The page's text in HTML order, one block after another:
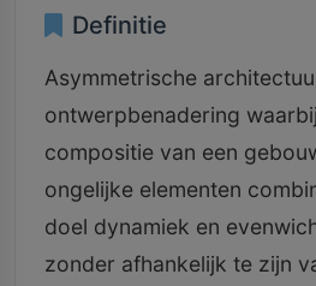
Definitie
Asymmetrische
ontwerpbenadering
compositie van een
ongelijke elementen
doel dynamiek en
zonder afhankelijk te zijn